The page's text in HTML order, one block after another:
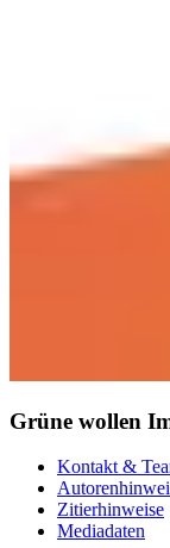
Grüne wollen
Kontakt &
Zitierhinweise
Mediadaten